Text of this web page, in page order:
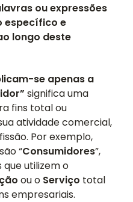
ou expressões
específico e
longo deste
se apenas a
significa uma
fins total ou
atividade comercial,
Por exemplo,
“Consumidores”,
utilizem o
ou o Serviço total
empresariais.